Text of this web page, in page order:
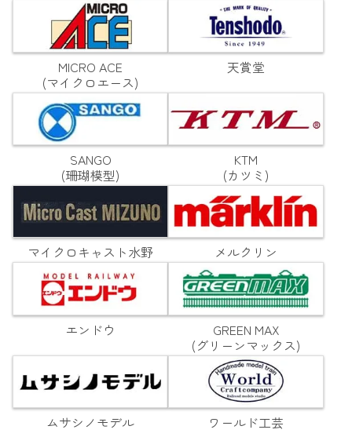
MICRO ACE
(マイクロエース)
天賞堂
SANGO
(珊瑚模型)
KTM
(カツミ)
マイクロキャスト水野 メルクリン
エンドウ
GREEN MAX
(グリーンマックス)
ムサシノモデル ワールド工芸